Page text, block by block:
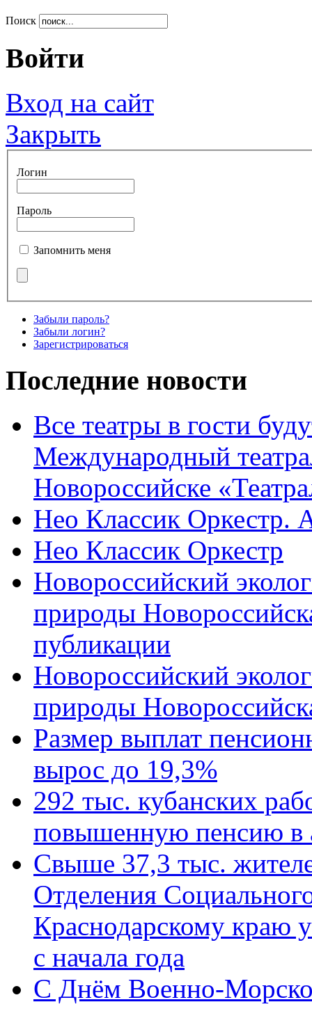
Поиск
Войти
Вход на сайт
Закрыть
Логин
Пароль
Запомнить меня
Забыли пароль?
Забыли логин?
Зарегистрироваться
Последние новости
Все театры в гости
Международный
Новороссийске
Нео Классик Оркестр.
Нео Классик Оркестр
Новороссийский
природы
публикации
Новороссийский
природы
Размер выплат
вырос до 19,3%
292 тыс. кубанских
повышенную пенсию в
Свыше 37,3 тыс.
Отделения
Краснодарскому краю
с начала года
C Днём Военно-